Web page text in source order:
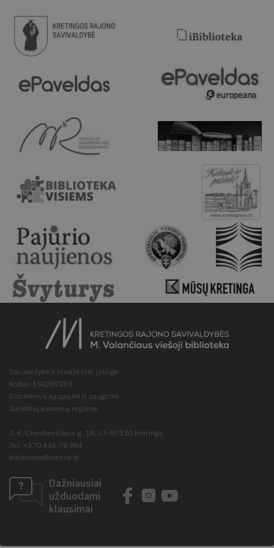
Savivaldybės biudžetinė įstaiga
Kodas 190287259
Duomenys kaupiami ir saugomi
Juridinių asmenų registre
J. K. Chodkevičiaus g. 1B, LT–97130 Kretinga
Tel. +370 445 78 984
biblioteka@kretvb.lt
Dažniausiai
užduodami
klausimai